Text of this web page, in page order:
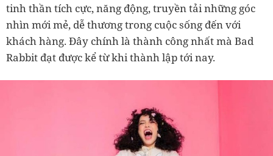
tinh thần tích cực, năng động, truyền tải những góc
nhìn mới mẻ, dễ thương trong cuộc sống đến với
khách hàng. Đây chính là thành công nhất mà Bad
Rabbit đạt được kể từ khi thành lập tới nay.